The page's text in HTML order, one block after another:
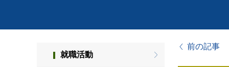
前の記事
就職活動